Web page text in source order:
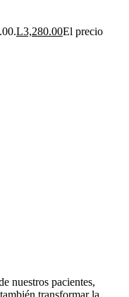
L3,280.00El precio
nuestros pacientes,